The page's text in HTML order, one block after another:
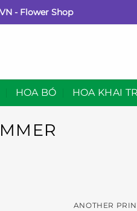
- Flower Shop
HOA BÓ HOA KHAI
ANOTHER